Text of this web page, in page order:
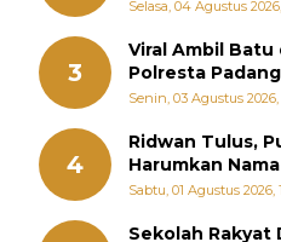
Selasa, 04 Agustus
3
Viral Ambil Batu
Polresta
Sebenarnya
Senin, 03 Agustus 2026,
4
Ridwan Tulus,
Harumkan
Diabadikan
Sabtu, 01 Agustus 2026,
Sekolah Rakyat